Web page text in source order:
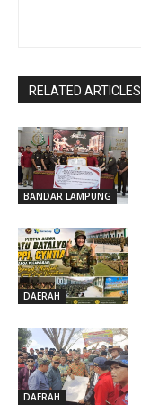
RELATED ARTICLES
BANDAR LAMPUNG
DAERAH
DAERAH